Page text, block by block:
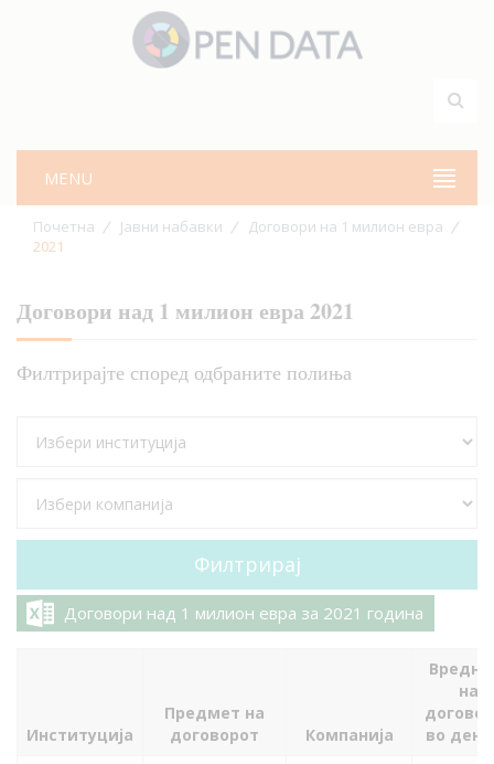
MENU
Почетна Јавни набавки
Договори на 1 милион евра
2021
Договори над 1 милион евра 2021
Филтрирајте според одбраните полиња
Договори над 1 милион евра за 2021 година
Институција
Предмет на
договорот
Компанија
на
во